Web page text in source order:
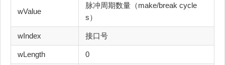
wValue
脉冲周期数量（make/break cycle
s）
wIndex 接口号
wLength 0